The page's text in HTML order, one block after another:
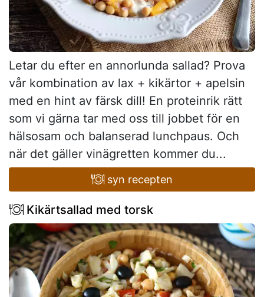
Letar du efter en annorlunda sallad? Prova
vår kombination av lax + kikärtor + apelsin
med en hint av färsk dill! En proteinrik rätt
som vi gärna tar med oss till jobbet för en
hälsosam och balanserad lunchpaus. Och
när det gäller vinägretten kommer du...
syn recepten
Kikärtsallad med torsk